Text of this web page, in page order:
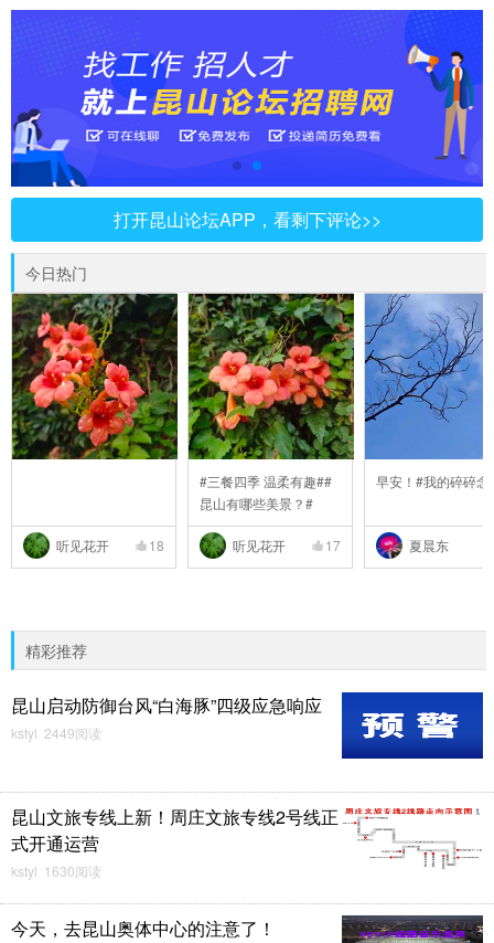
打开昆山论坛APP，看剩下评论>>
今日热门
听见花开 18
#三餐四季 温柔有趣##
昆山有哪些美景？#
听见花开 17
早安！#我的碎碎念
夏晨东
精彩推荐
昆山启动防御台风“白海豚”四级应急响应
kstyl 2449阅读
昆山文旅专线上新！周庄文旅专线2号线正
式开通运营
kstyl 1630阅读
今天，去昆山奥体中心的注意了！